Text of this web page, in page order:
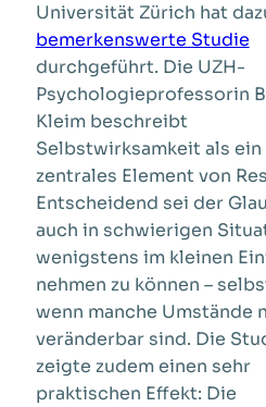
Universität Zürich hat
bemerkenswerte Studie
durchgeführt. Die UZH-
Psychologieprofessorin
Kleim beschreibt
Selbstwirksamkeit als ein
zentrales Element von
Entscheidend sei der
auch in schwierigen
wenigstens im kleinen
nehmen zu können –
wenn manche Umstände
veränderbar sind. Die
zeigte zudem einen sehr
praktischen Effekt: Die